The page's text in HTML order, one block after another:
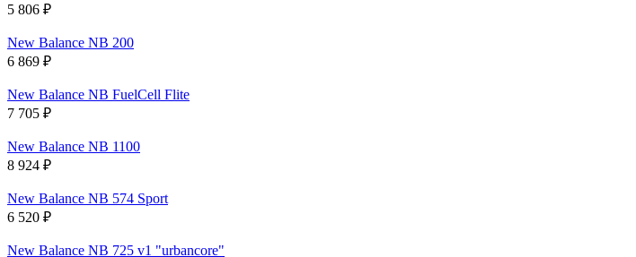
5 806 ₽
New Balance NB 200
6 869 ₽
New Balance NB FuelCell Flite
7 705 ₽
New Balance NB 1100
8 924 ₽
New Balance NB 574 Sport
6 520 ₽
New Balance NB 725 v1 "urbancore"